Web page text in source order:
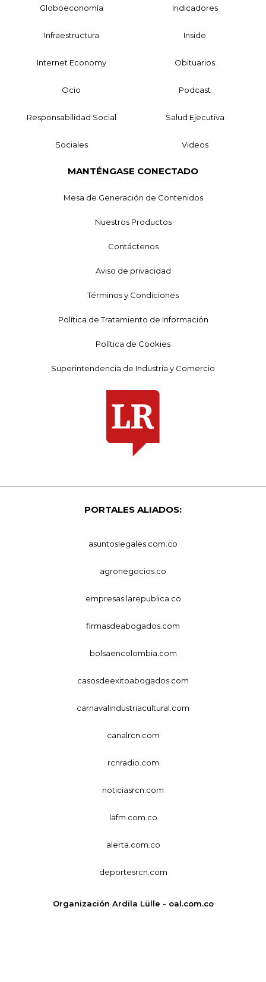
Globoeconomía Indicadores
Infraestructura Inside
Internet Economy Obituarios
Ocio Podcast
Responsabilidad Social Salud Ejecutiva
Sociales Videos
MANTÉNGASE CONECTADO
Mesa de Generación de Contenidos
Nuestros Productos
Contáctenos
Aviso de privacidad
Términos y Condiciones
Política de Tratamiento de Información
Política de Cookies
Superintendencia de Industria y Comercio
PORTALES ALIADOS:
asuntoslegales.com.co
agronegocios.co
empresas.larepublica.co
firmasdeabogados.com
bolsaencolombia.com
casosdeexitoabogados.com
carnavalindustriacultural.com
canalrcn.com
rcnradio.com
noticiasrcn.com
lafm.com.co
alerta.com.co
deportesrcn.com
Organización Ardila Lülle - oal.com.co